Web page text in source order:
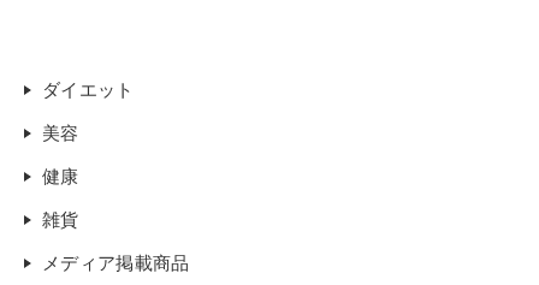
ダイエット
美容
健康
雑貨
メディア掲載商品